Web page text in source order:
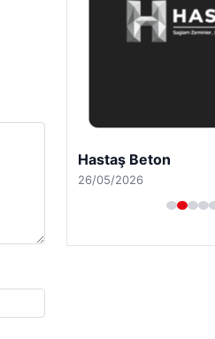
Hastaş Beton
26/05/2026